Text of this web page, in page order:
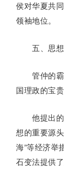
侯对华夏共
领袖地位。
五、思想
管仲的霸
国理政的宝贵
他提出的“
想的重要源
海”等经济举
石变法提供